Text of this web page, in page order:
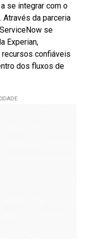
se integrar com o
Através da parceria
se
Experian,
confiáveis
dos fluxos de